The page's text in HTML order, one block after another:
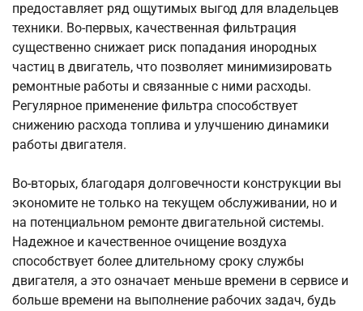
предоставляет ряд ощутимых выгод для владельцев
техники. Во-первых, качественная фильтрация
существенно снижает риск попадания инородных
частиц в двигатель, что позволяет минимизировать
ремонтные работы и связанные с ними расходы.
Регулярное применение фильтра способствует
снижению расхода топлива и улучшению динамики
работы двигателя.
Во-вторых, благодаря долговечности конструкции вы
экономите не только на текущем обслуживании, но и
на потенциальном ремонте двигательной системы.
Надежное и качественное очищение воздуха
способствует более длительному сроку службы
двигателя, а это означает меньше времени в сервисе и
больше времени на выполнение рабочих задач, будь